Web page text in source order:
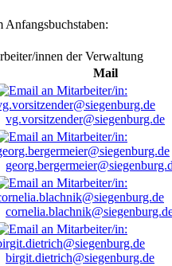
Anfangsbuchstaben:
innen der Verwaltung
Mail
vg.vorsitzender@siegenburg.de
birgit.dietrich@siegenburg.de